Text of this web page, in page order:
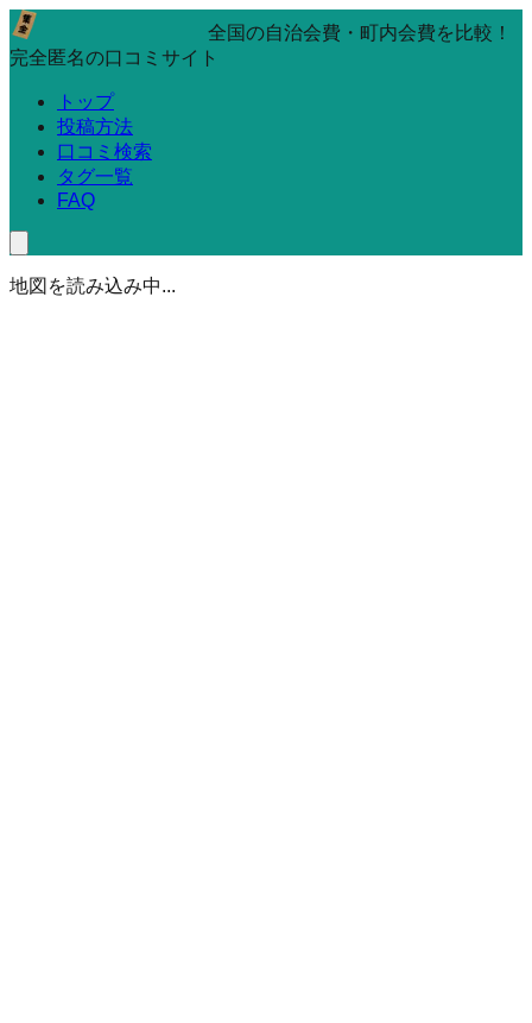
全国の自治会費・町内会費を比較！
完全匿名の口コミサイト
トップ
投稿方法
口コミ検索
タグ一覧
FAQ
地図を読み込み中...